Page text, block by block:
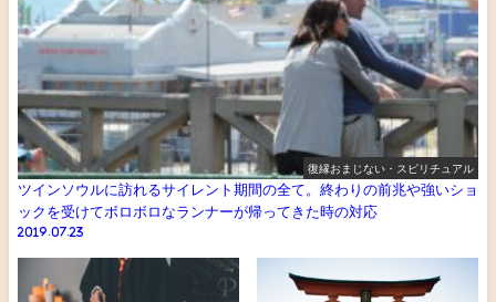
復縁おまじない・スピリチュアル
ツインソウルに訪れるサイレント期間の全て。終わりの前兆や強いショ
ックを受けてボロボロなランナーが帰ってきた時の対応
2019.07.23